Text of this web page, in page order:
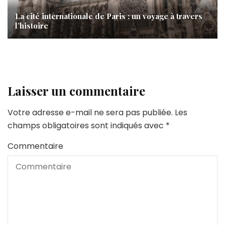
La cité internationale de Paris : un voyage à travers
l’histoire
Laisser un commentaire
Votre adresse e-mail ne sera pas publiée. Les
champs obligatoires sont indiqués avec *
Commentaire